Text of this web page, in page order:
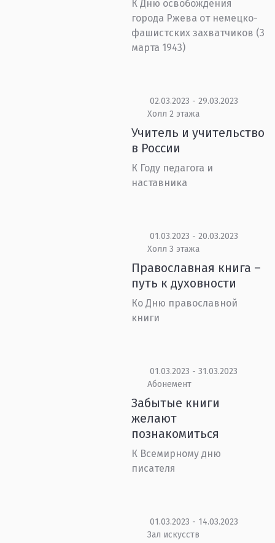
К Дню освобождения
города Ржева от немецко-
фашистских захватчиков (3
марта 1943)
02.03.2023 - 29.03.2023
Холл 2 этажа
Учитель и учительство
в России
К Году педагога и
наставника
01.03.2023 - 20.03.2023
Холл 3 этажа
Православная книга –
путь к духовности
Ко Дню православной
книги
01.03.2023 - 31.03.2023
Абонемент
Забытые книги
желают
познакомиться
К Всемирному дню
писателя
01.03.2023 - 14.03.2023
Зал искусств